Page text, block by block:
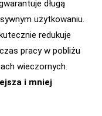
długą
użytkowaniu.
redukuje
pracy w pobliżu
wieczornych.
i mniej